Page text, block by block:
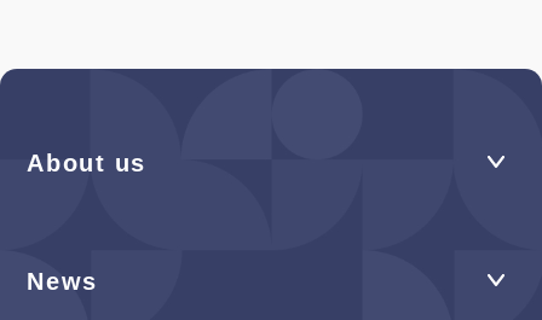
About us
News